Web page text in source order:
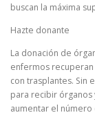
buscan la máxima
Hazte donante
La donación de
enfermos recuperan
con trasplantes. Sin
para recibir órganos
aumentar el